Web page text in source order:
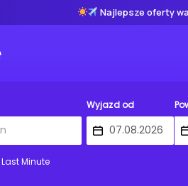
Najlepsze oferty
Wyjazd od
Last Minute